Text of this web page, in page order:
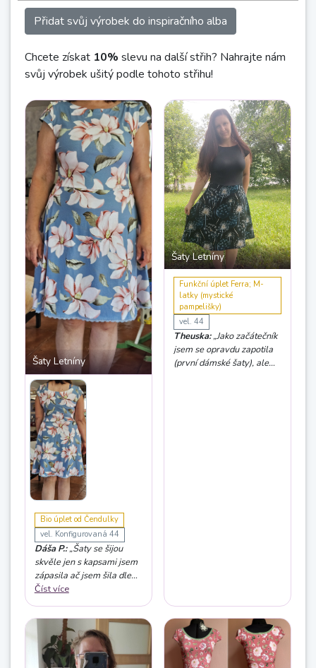
Přidat svůj výrobek do inspiračního alba
Chcete získat 10% slevu na další střih? Nahrajte nám
svůj výrobek ušitý podle tohoto střihu!
Šaty Letníny
Bio úplet od Čendulky
vel. Konfigurovaná 44
Dáša P.:„Šaty se šijou
skvěle jen s kapsami jsem
zápasila ač jsem šila dle
návodu. Sukni jsem oproti
jsou to šaty č.2.již mám
látku na další... moc se mi
líbí rukávy, jsou na léto
uplně stvořené“
Číst více
Šaty Letníny
Funkční úplet Ferra; M-
latky (mystické
pampelišky)
vel. 44
Theuska:„Jako začátečník
jsem se opravdu zapotila
(první dámské šaty), ale